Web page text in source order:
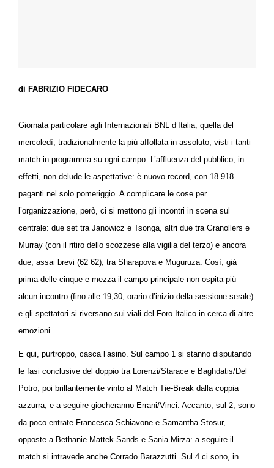
di FABRIZIO FIDECARO
Giornata particolare agli Internazionali BNL d’Italia, quella del
mercoledì, tradizionalmente la più affollata in assoluto, visti i tanti
match in programma su ogni campo. L’affluenza del pubblico, in
effetti, non delude le aspettative: è nuovo record, con 18.918
paganti nel solo pomeriggio. A complicare le cose per
l’organizzazione, però, ci si mettono gli incontri in scena sul
centrale: due set tra Janowicz e Tsonga, altri due tra Granollers e
Murray (con il ritiro dello scozzese alla vigilia del terzo) e ancora
due, assai brevi (62 62), tra Sharapova e Muguruza. Così, già
prima delle cinque e mezza il campo principale non ospita più
alcun incontro (fino alle 19,30, orario d’inizio della sessione serale)
e gli spettatori si riversano sui viali del Foro Italico in cerca di altre
emozioni.
E qui, purtroppo, casca l’asino. Sul campo 1 si stanno disputando
le fasi conclusive del doppio tra Lorenzi/Starace e Baghdatis/Del
Potro, poi brillantemente vinto al Match Tie-Break dalla coppia
azzurra, e a seguire giocheranno Errani/Vinci. Accanto, sul 2, sono
da poco entrate Francesca Schiavone e Samantha Stosur,
opposte a Bethanie Mattek-Sands e Sania Mirza: a seguire il
match si intravede anche Corrado Barazzutti. Sul 4 ci sono, in